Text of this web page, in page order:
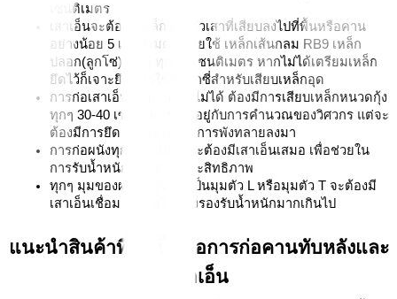
เซนติเมตร
เสาเอ็นจะต้องมีเหล็กของตัวเสาที่เสียบลงไปที่พื้นหรือคาน
อย่างน้อย 5 เซนติเมตร โดยใช้ เหล็กเส้นกลม RB9 เหล็ก
ปลอก(ลูกโซ่) RB6 ทุก 20 เซนติเมตร หากไม่ได้เตรียมเหล็ก
ยึดไว้ก็เจาะยึดแล้วใช้อีพ็อกซี่สำหรับเสียบเหล็กอุด
การก่อเสาเอ็นจะอยู่ลอยๆ ไม่ได้ ต้องมีการเสียบเหล็กหนวดกุ้ง
ทุกๆ 30-40 เซนติเมตร ขึ้นอยู่กับการคำนวณของวิศวกร แต่จะ
ต้องมีการยึด เพื่อไม่ให้เกิดการพังทลายลงมา
การก่อผนังทุกๆ จุดสิ้นสุดจะต้องมีเสาเอ็นเสมอ เพื่อช่วยใน
การรับน้ำหนักได้อย่างมีประสิทธิภาพ
ทุกๆ มุมของผนัง ไม่ว่าจะเป็นมุมตัว L หรือมุมตัว T จะต้องมี
เสาเอ็นเชื่อม เพื่อไม่ให้ผนังรองรับน้ำหนักมากเกินไป
แนะนำสินค้าที่จำเป็นต่อการก่อคานทับหลังและ
เสาเอ็น